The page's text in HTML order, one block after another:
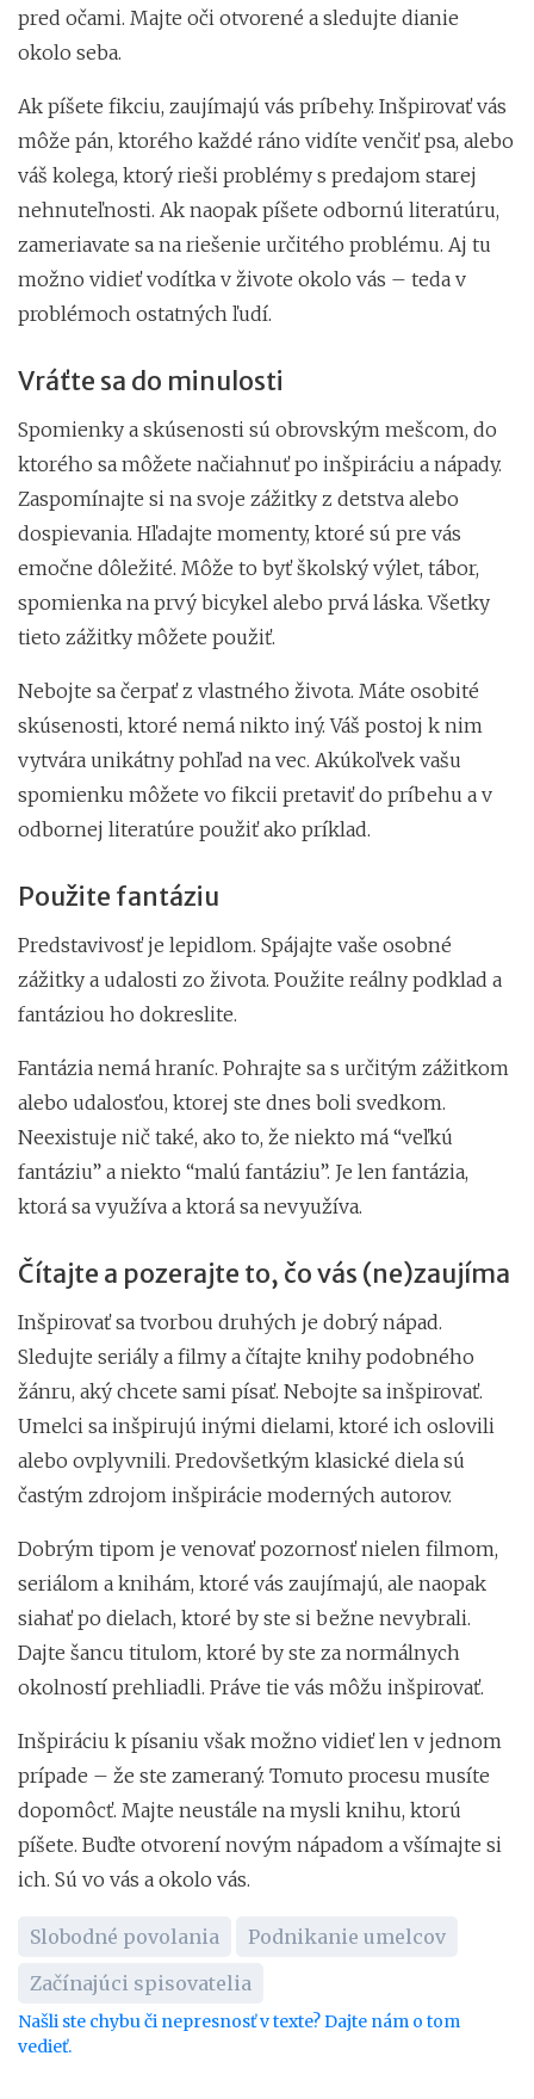
pred očami. Majte oči otvorené a sledujte dianie
okolo seba.
Ak píšete fikciu, zaujímajú vás príbehy. Inšpirovať vás
môže pán, ktorého každé ráno vidíte venčiť psa, alebo
váš kolega, ktorý rieši problémy s predajom starej
nehnuteľnosti. Ak naopak píšete odbornú literatúru,
zameriavate sa na riešenie určitého problému. Aj tu
možno vidieť vodítka v živote okolo vás – teda v
problémoch ostatných ľudí.
Vráťte sa do minulosti
Spomienky a skúsenosti sú obrovským mešcom, do
ktorého sa môžete načiahnuť po inšpiráciu a nápady.
Zaspomínajte si na svoje zážitky z detstva alebo
dospievania. Hľadajte momenty, ktoré sú pre vás
emočne dôležité. Môže to byť školský výlet, tábor,
spomienka na prvý bicykel alebo prvá láska. Všetky
tieto zážitky môžete použiť.
Nebojte sa čerpať z vlastného života. Máte osobité
skúsenosti, ktoré nemá nikto iný. Váš postoj k nim
vytvára unikátny pohľad na vec. Akúkoľvek vašu
spomienku môžete vo fikcii pretaviť do príbehu a v
odbornej literatúre použiť ako príklad.
Použite fantáziu
Predstavivosť je lepidlom. Spájajte vaše osobné
zážitky a udalosti zo života. Použite reálny podklad a
fantáziou ho dokreslite.
Fantázia nemá hraníc. Pohrajte sa s určitým zážitkom
alebo udalosťou, ktorej ste dnes boli svedkom.
Neexistuje nič také, ako to, že niekto má “veľkú
fantáziu” a niekto “malú fantáziu”. Je len fantázia,
ktorá sa využíva a ktorá sa nevyužíva.
Čítajte a pozerajte to, čo vás (ne)zaujíma
Inšpirovať sa tvorbou druhých je dobrý nápad.
Sledujte seriály a filmy a čítajte knihy podobného
žánru, aký chcete sami písať. Nebojte sa inšpirovať.
Umelci sa inšpirujú inými dielami, ktoré ich oslovili
alebo ovplyvnili. Predovšetkým klasické diela sú
častým zdrojom inšpirácie moderných autorov.
Dobrým tipom je venovať pozornosť nielen filmom,
seriálom a knihám, ktoré vás zaujímajú, ale naopak
siahať po dielach, ktoré by ste si bežne nevybrali.
Dajte šancu titulom, ktoré by ste za normálnych
okolností prehliadli. Práve tie vás môžu inšpirovať.
Inšpiráciu k písaniu však možno vidieť len v jednom
prípade – že ste zameraný. Tomuto procesu musíte
dopomôcť. Majte neustále na mysli knihu, ktorú
píšete. Buďte otvorení novým nápadom a všímajte si
ich. Sú vo vás a okolo vás.
Slobodné povolania
Podnikanie umelcov
Začínajúci spisovatelia
Našli ste chybu či nepresnosť v texte? Dajte nám o tom
vedieť.